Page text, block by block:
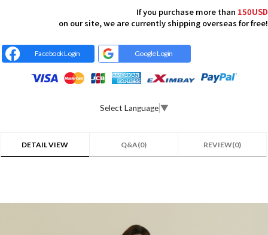
If you purchase more than 150USD
on our site, we are currently shipping overseas for free!
Facebook Login Google Login
Select Language▼
DETAIL VIEW Q&A(0) REVIEW(0)